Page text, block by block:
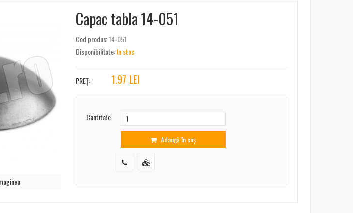
Capac tabla 14-051
Cod produs:14-051
Disponibilitate:In stoc
PREȚ: 1.97 LEI
Cantitate
Adaugă în coș